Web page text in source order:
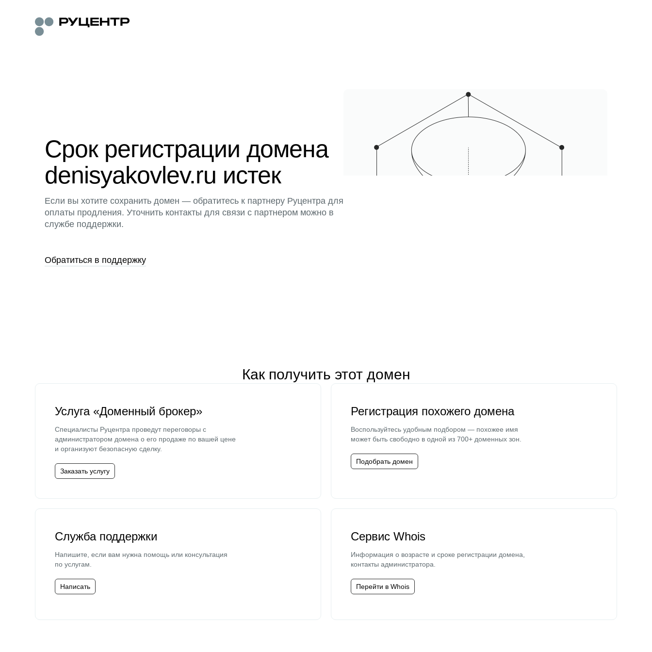
Срок регистрации домена
denisyakovlev.ru истек
Если вы хотите сохранить домен — обратитесь к партнеру Руцентра для
оплаты продления. Уточнить контакты для связи с партнером можно в
службе поддержки.
Обратиться в поддержку
Как получить этот домен
Услуга «Доменный брокер»
Специалисты Руцентра проведут переговоры с
администратором домена о его продаже по вашей цене
и организуют безопасную сделку.
Заказать услугу
Регистрация похожего домена
Воспользуйтесь удобным подбором — похожее имя
может быть свободно в одной из 700+ доменных зон.
Подобрать домен
Служба поддержки
Напишите, если вам нужна помощь или консультация
по услугам.
Написать
Сервис Whois
Информация о возрасте и сроке регистрации домена,
контакты администратора.
Перейти в Whois